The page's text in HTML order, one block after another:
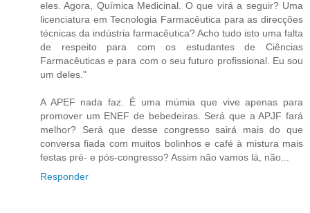
eles. Agora, Química Medicinal. O que virá a seguir? Uma
licenciatura em Tecnologia Farmacêutica para as direcções
técnicas da indústria farmacêutica? Acho tudo isto uma falta
de respeito para com os estudantes de Ciências
Farmacêuticas e para com o seu futuro profissional. Eu sou
um deles."
A APEF nada faz. É uma múmia que vive apenas para
promover um ENEF de bebedeiras. Será que a APJF fará
melhor? Será que desse congresso sairá mais do que
conversa fiada com muitos bolinhos e café à mistura mais
festas pré- e pós-congresso? Assim não vamos lá, não...
Responder